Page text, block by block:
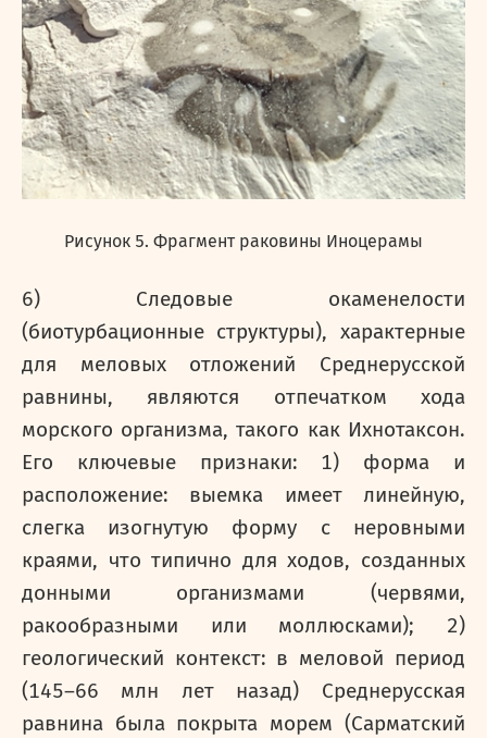
Рисунок 5. Фрагмент раковины Иноцерамы
6) Следовые окаменелости
(биотурбационные структуры), характерные
для меловых отложений Среднерусской
равнины, являются отпечатком хода
морского организма, такого как Ихнотаксон.
Его ключевые признаки: 1) форма и
расположение: выемка имеет линейную,
слегка изогнутую форму с неровными
краями, что типично для ходов, созданных
донными организмами (червями,
ракообразными или моллюсками); 2)
геологический контекст: в меловой период
(145–66 млн лет назад) Среднерусская
равнина была покрыта морем (Сарматский